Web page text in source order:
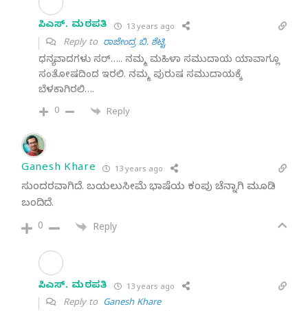
ಸಿ. ಎಸ್. ಮಠಪತಿ 13 years ago
Reply to ರಾಜೇಂದ್ರ ಬಿ. ಶೆಟ್ಟಿ
ಧನ್ಯವಾದಗಳು ಸರ್….. ನಮ್ಮ ಮಹಿಳಾ ಸಮುದಾಯ ಯಾವಾಗ್ಲೂ
ಸಂತೋಷದಿಂದ ಇರಲಿ. ನಮ್ಮ ಪುರುಷ ಸಮುದಾಯಕ್ಕೆ
ಬೆಳಕಾಗಿರಲಿ….
0 Reply
Ganesh Khare 13 years ago
ಸುಂದರವಾಗಿದೆ. ಬಯಲುಸೀಮೆ ಭಾಷೆಯ ಕಂಪು ಚೆನ್ನಾಗಿ ಮೂಡಿ
ಬಂದಿದೆ.
0 Reply
ಸಿ. ಎಸ್. ಮಠಪತಿ 13 years ago
Reply to Ganesh Khare